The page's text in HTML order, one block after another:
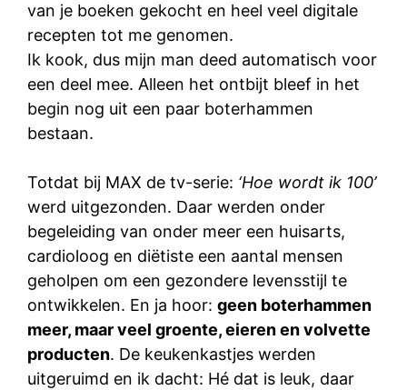
van je boeken gekocht en heel veel digitale
recepten tot me genomen.
Ik kook, dus mijn man deed automatisch voor
een deel mee. Alleen het ontbijt bleef in het
begin nog uit een paar boterhammen
bestaan.
Totdat bij MAX de tv-serie: ‘Hoe wordt ik 100’
werd uitgezonden. Daar werden onder
begeleiding van onder meer een huisarts,
cardioloog en diëtiste een aantal mensen
geholpen om een gezondere levensstijl te
ontwikkelen. En ja hoor: geen boterhammen
meer, maar veel groente, eieren en volvette
producten. De keukenkastjes werden
uitgeruimd en ik dacht: Hé dat is leuk, daar